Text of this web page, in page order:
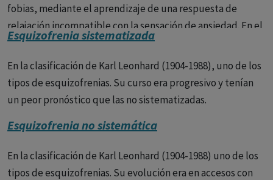
deterioro de la personalidad.
-Psicosis fantásticas. Caracterizada por la presencia de un
fabulación sobre las alucinaciones.
2. Con evolución deficitaria: Formas paranoides de la
fobias, mediante el aprendizaje de una respuesta de
relajación incompatible con la sensación de ansiedad. En el
procedimiento se le enseña al paciente a relajarse y se
establece una jerarquía de las situaciones temidas, de
menos a más. Cada escena temida se presenta en la
imaginación unos segundos, mientras que el paciente esté
trastorno obsesivo-compulsivo.
Esquizofrenia sistematizada
En la clasificación de Karl Leonhard (1904-1988), uno de los
tipos de esquizofrenias. Su curso era progresivo y tenían
un peor pronóstico que las no sistematizadas.
Esquizofrenia no sistemática
En la clasificación de Karl Leonhard (1904-1988) uno de los
tipos de esquizofrenias. Su evolución era en accesos con